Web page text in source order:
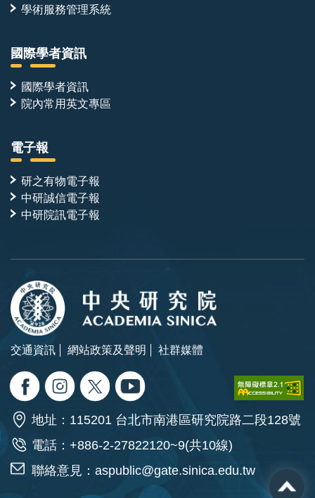
學術服務管理系統
國際學者資訊
國際學者資訊
院內常用英文專區
電子報
研之有物電子報
中研誠信電子報
中研院訊電子報
交通資訊 網站政策及聲明 社群媒體
地址：115201 台北市南港區研究院路二段128號
電話：+886-2-27822120~9(共10線)
聯絡意見： aspublic@gate.sinica.edu.tw